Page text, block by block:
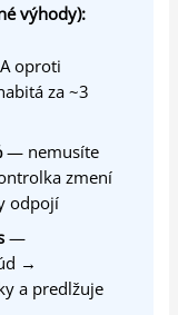
výhody):
oproti
za ~3
— nemusíte
zmení
odpojí
—
→
a predlžuje